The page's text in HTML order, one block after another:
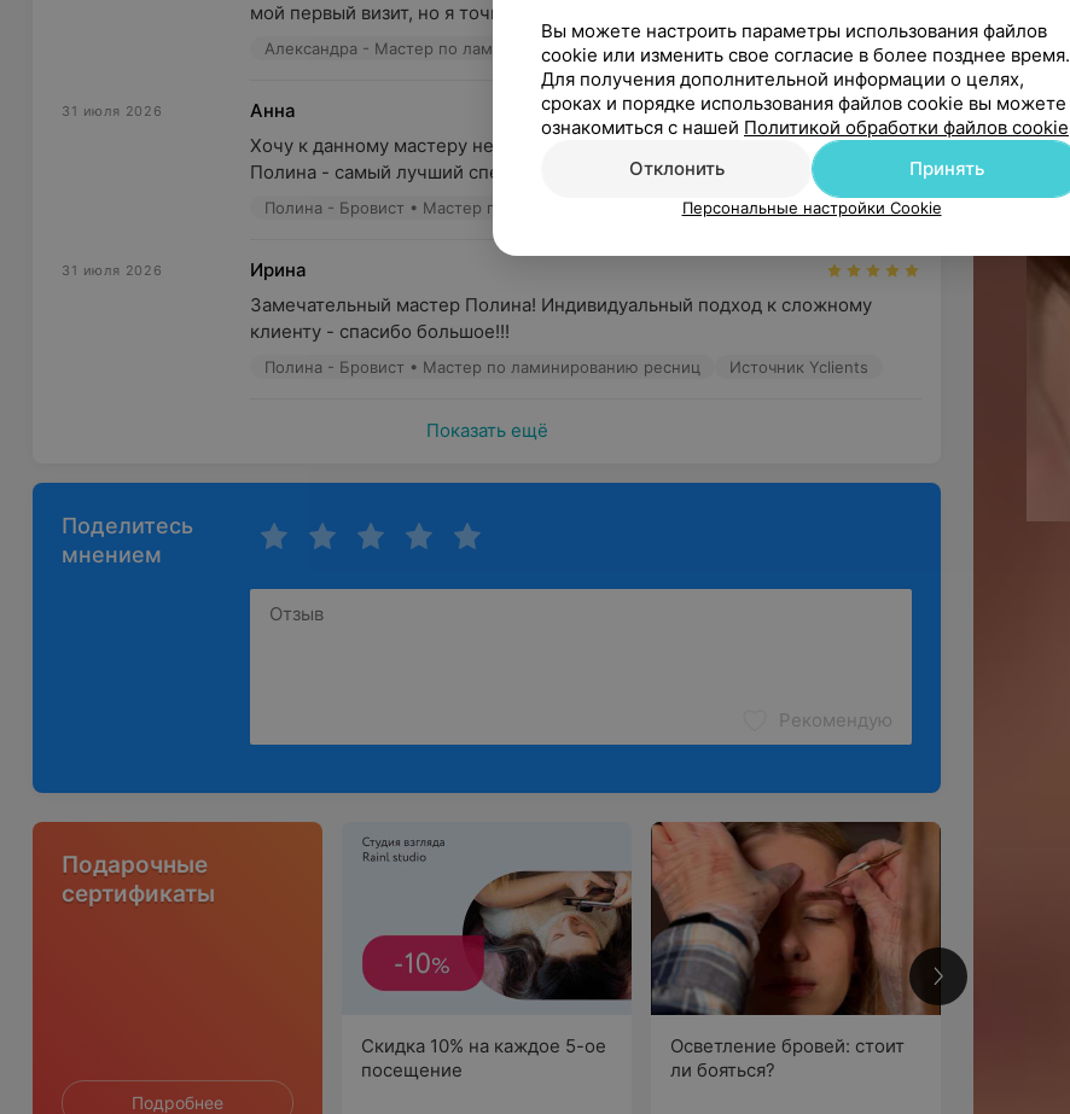
мой первый визит, но я точно знаю, что теперь останусь ...
Александра - Мастер по ламинированию ресниц • Бровист Источник Yclients
31 июля 2026
Анна
Хочу к данному мастеру не первый год, с открытия студии. Для меня
Полина - самый лучший специалист. Огромное спасибо!
Полина - Бровист • Мастер по ламинированию ресниц Источник Yclients
31 июля 2026
Ирина
Замечательный мастер Полина! Индивидуальный подход к сложному
клиенту - спасибо большое!!!
Полина - Бровист • Мастер по ламинированию ресниц Источник Yclients
Показать ещё
Поделитесь
мнением
Рекомендую
Подарочные
сертификаты
Подробнее
Скидка 10% на каждое 5-ое
посещение
Осветление бровей: стоит
ли бояться?
Вы можете настроить параметры использования файлов
cookie или изменить свое согласие в более позднее время.
Для получения дополнительной информации о целях,
сроках и порядке использования файлов cookie вы можете
ознакомиться с нашей Политикой обработки файлов cookie
Отклонить
Принять
Персональные настройки Cookie